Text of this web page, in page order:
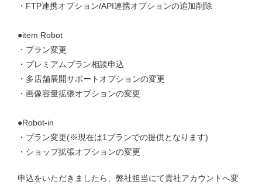
・FTP連携オプション/API連携オプションの追加削除
●item Robot
・プラン変更
・プレミアムプラン相談申込
・多店舗展開サポートオプションの変更
・画像容量拡張オプションの変更
●Robot-in
・プラン変更(※現在は1プランでの提供となります)
・ショップ拡張オプションの変更
申込をいただきましたら、弊社担当にて貴社アカウントへ変